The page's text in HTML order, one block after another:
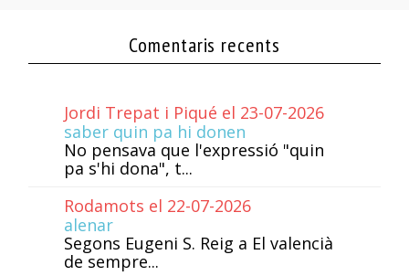
Comentaris recents
Jordi Trepat i Piqué el 23-07-2026
saber quin pa hi donen
No pensava que l'expressió "quin
pa s'hi dona", t...
Rodamots el 22-07-2026
alenar
Segons Eugeni S. Reig a El valencià
de sempre...